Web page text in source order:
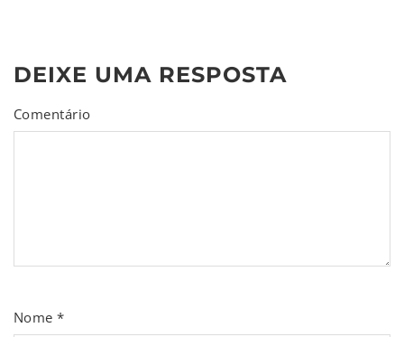
DEIXE UMA RESPOSTA
Comentário
Nome*